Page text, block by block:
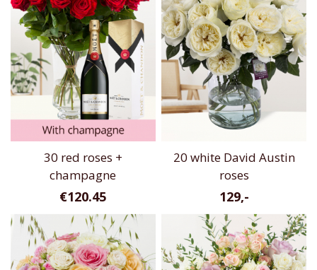
30 red roses +
champagne
€120.45
20 white David Austin
roses
129,-